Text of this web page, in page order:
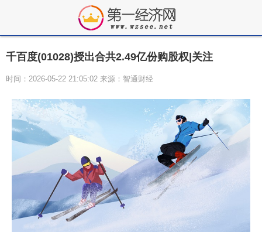
千百度(01028)授出合共2.49亿份购股权|关注
时间：2026-05-22 21:05:02 来源：智通财经